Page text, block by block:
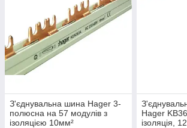
З'єднувальна шина Hager 3-
полюсна на 57 модулів з
ізоляцією 10мм²
Hager
ізоляція,